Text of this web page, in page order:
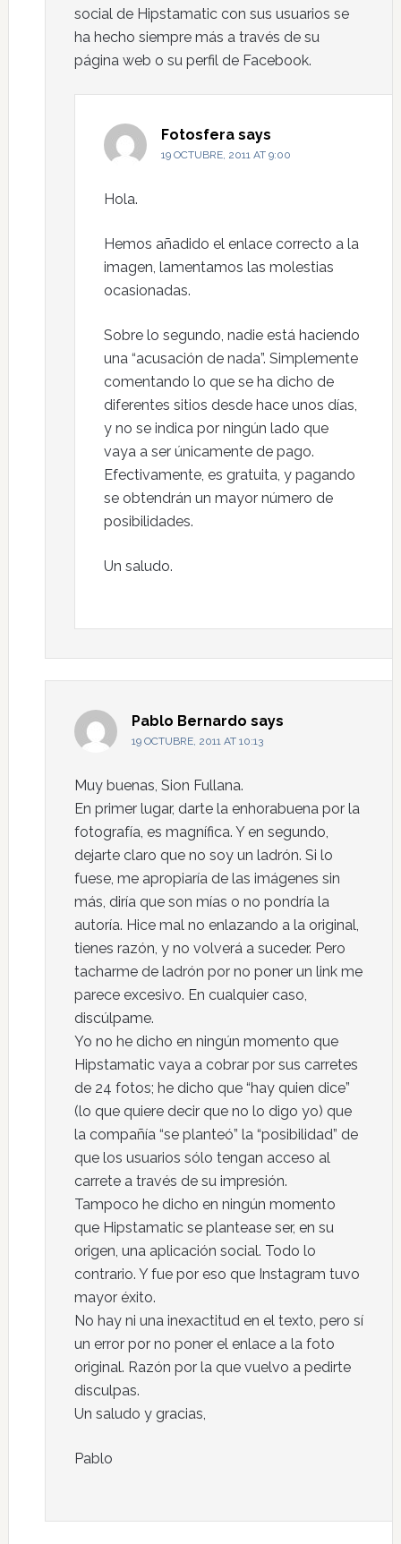
social de Hipstamatic con sus usuarios se
ha hecho siempre más a través de su
página web o su perfil de Facebook.
Fotosfera says
19 OCTUBRE, 2011 AT 9:00
Hola.
Hemos añadido el enlace correcto a la
imagen, lamentamos las molestias
ocasionadas.
Sobre lo segundo, nadie está haciendo
una “acusación de nada”. Simplemente
comentando lo que se ha dicho de
diferentes sitios desde hace unos días,
y no se indica por ningún lado que
vaya a ser únicamente de pago.
Efectivamente, es gratuita, y pagando
se obtendrán un mayor número de
posibilidades.
Un saludo.
Pablo Bernardo says
19 OCTUBRE, 2011 AT 10:13
Muy buenas, Sion Fullana.
En primer lugar, darte la enhorabuena por la
fotografía, es magnífica. Y en segundo,
dejarte claro que no soy un ladrón. Si lo
fuese, me apropiaría de las imágenes sin
más, diría que son mías o no pondría la
autoría. Hice mal no enlazando a la original,
tienes razón, y no volverá a suceder. Pero
tacharme de ladrón por no poner un link me
parece excesivo. En cualquier caso,
discúlpame.
Yo no he dicho en ningún momento que
Hipstamatic vaya a cobrar por sus carretes
de 24 fotos; he dicho que “hay quien dice”
(lo que quiere decir que no lo digo yo) que
la compañía “se planteó” la “posibilidad” de
que los usuarios sólo tengan acceso al
carrete a través de su impresión.
Tampoco he dicho en ningún momento
que Hipstamatic se plantease ser, en su
origen, una aplicación social. Todo lo
contrario. Y fue por eso que Instagram tuvo
mayor éxito.
No hay ni una inexactitud en el texto, pero sí
un error por no poner el enlace a la foto
original. Razón por la que vuelvo a pedirte
disculpas.
Un saludo y gracias,
Pablo